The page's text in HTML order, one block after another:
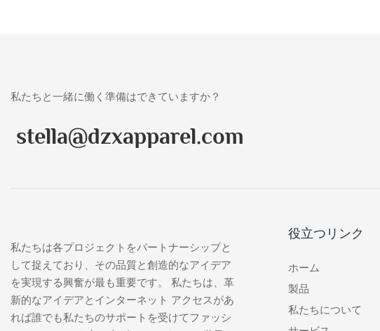
私たちと一緒に働く準備はできていますか？
stella@dzxapparel.com
私たちは各プロジェクトをパートナーシップと
して捉えており、その品質と創造的なアイデア
を実現する興奮が最も重要です。 私たちは、革
新的なアイデアとインターネット アクセスがあ
れば誰でも私たちのサポートを受けてファッシ
役立つリンク
ホーム
製品
私たちについて